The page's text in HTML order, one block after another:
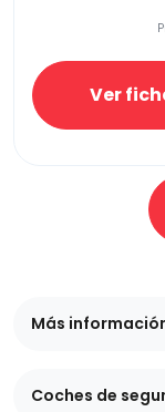
Ver
Más
Coches de